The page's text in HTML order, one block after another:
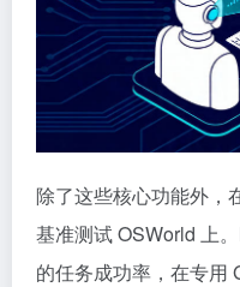
除了这些核心功能外，
基准测试 OSWorld 上
的任务成功率，在专用